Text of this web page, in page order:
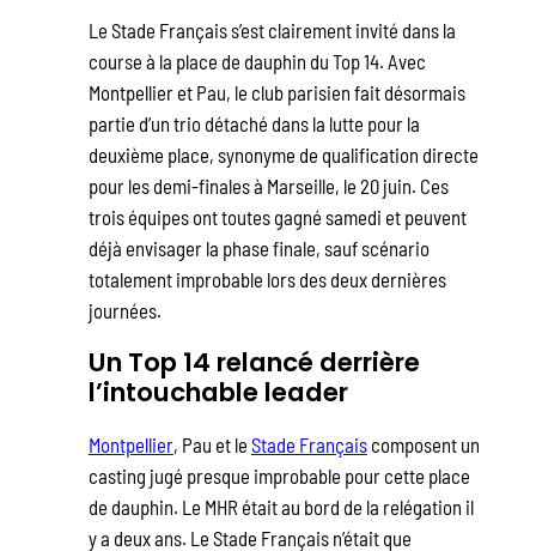
Le Stade Français s’est clairement invité dans la
course à la place de dauphin du Top 14. Avec
Montpellier et Pau, le club parisien fait désormais
partie d’un trio détaché dans la lutte pour la
deuxième place, synonyme de qualification directe
pour les demi-finales à Marseille, le 20 juin. Ces
trois équipes ont toutes gagné samedi et peuvent
déjà envisager la phase finale, sauf scénario
totalement improbable lors des deux dernières
journées.
Un Top 14 relancé derrière
l’intouchable leader
Montpellier, Pau et le Stade Françaiscomposent un
casting jugé presque improbable pour cette place
de dauphin. Le MHR était au bord de la relégation il
y a deux ans. Le Stade Français n’était que